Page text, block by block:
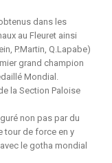
dans les
au Fleuret ainsi
P.Martin, Q.Lapabe)
grand champion
Mondial.
la Section Paloise
non pas par du
tour de force en y
le gotha mondial